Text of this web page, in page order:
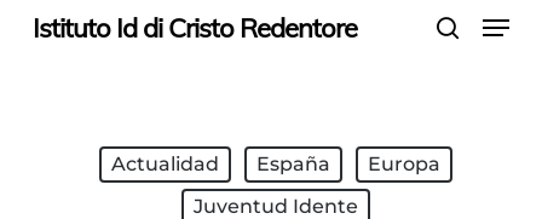
SkipIstituto Id di Cristo Redentore Menu
Actualidad España
Europa
Juventud Idente